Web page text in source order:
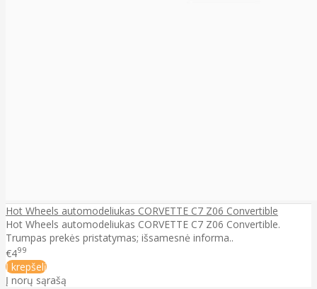
Hot Wheels automodeliukas CORVETTE C7 Z06 Convertible
Hot Wheels automodeliukas CORVETTE C7 Z06 Convertible.
Trumpas prekės pristatymas; išsamesnė informa..
€499
Į krepšelį
Į norų sąrašą